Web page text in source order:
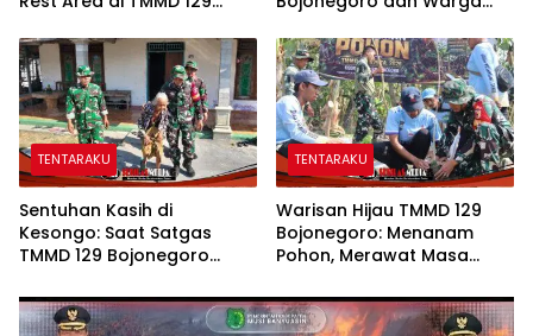
Keramik dan Pengecatan
Teras
Merajut Asa Ibu Jasmiati
TENTARAKU
Sentuhan Kasih di
Kesongo: Saat Satgas
TMMD 129 Bojonegoro
Menatap Rumah Baru Anak
Tercinta
TENTARAKU
Warisan Hijau TMMD 129
Bojonegoro: Menanam
Pohon, Merawat Masa